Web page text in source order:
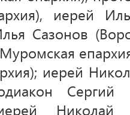
иерей
Сазонов
иерей
Сергий